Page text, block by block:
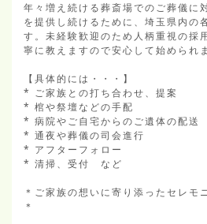
年々増え続ける葬斎場でのご葬儀に
を提供し続けるために、埼玉県内の
す。未経験歓迎のため人柄重視の採
寧に教えますので安心して始められ
【具体的には・・・】
* ご家族との打ち合わせ、提案
* 棺や祭壇などの手配
* 病院やご自宅からのご遺体の配送
* 通夜や葬儀の司会進行
* アフターフォロー
* 清掃、受付　など
＊ご家族の想いに寄り添ったセレモ
＊